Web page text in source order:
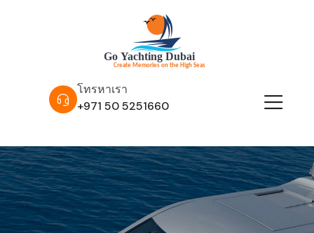
โทรหาเรา
+971 50 5251660